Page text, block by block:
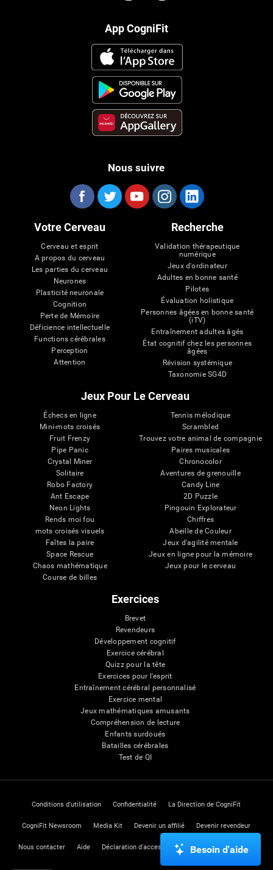
App CogniFit
Nous suivre
Votre Cerveau
Cerveau et esprit
A propos du cerveau
Les parties du cerveau
Neurones
Plasticité neuronale
Cognition
Perte de Mémoire
Déficience intellectuelle
Functions cérébrales
Perception
Attention
Recherche
Validation thérapeutique
numérique
Jeux d'ordinateur
Adultes en bonne santé
Pilotes
Évaluation holistique
Personnes âgées en bonne santé
(iTV)
Entraînement adultes âgés
État cognitif chez les personnes
âgées
Révision systémique
Taxonomie SG4D
Jeux Pour Le Cerveau
Échecs en ligne
Mini-mots croisés
Fruit Frenzy
Pipe Panic
Crystal Miner
Solitaire
Robo Factory
Ant Escape
Neon Lights
Rends moi fou
mots croisés visuels
Faîtes la paire
Space Rescue
Chaos mathématique
Course de billes
Tennis mélodique
Scrambled
Trouvez votre animal de compagnie
Paires musicales
Chronocolor
Aventures de grenouille
Candy Line
2D Puzzle
Pingouin Explorateur
Chiffres
Abeille de Couleur
Jeux d'agilité mentale
Jeux en ligne pour la mémoire
Jeux pour le cerveau
Exercices
Brevet
Revendeurs
Développement cognitif
Exercice cérébral
Quizz pour la tête
Exercices pour l'esprit
Entraînement cérébral personnalisé
Exercice mental
Jeux mathématiques amusants
Compréhension de lecture
Enfants surdoués
Batailles cérébrales
Test de QI
Conditions d'utilisation Confidentialité La Direction de CogniFit
CogniFit Newsroom Media Kit Devenir un affilié Devenir revendeur
Nous contacter Aide Déclaration d'accessibilité Centre de Confiance
Besoin d'aide